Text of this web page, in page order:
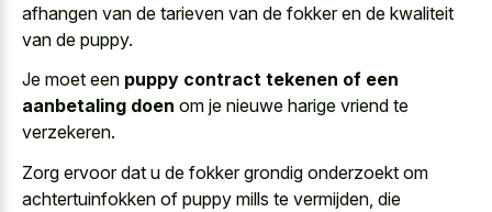
afhangen van de tarieven van de fokker en de kwaliteit
van de puppy.
Je moet een puppy contract tekenen of een
aanbetaling doen om je nieuwe harige vriend te
verzekeren.
Zorg ervoor dat u de fokker grondig onderzoekt om
achtertuinfokken of puppy mills te vermijden, die